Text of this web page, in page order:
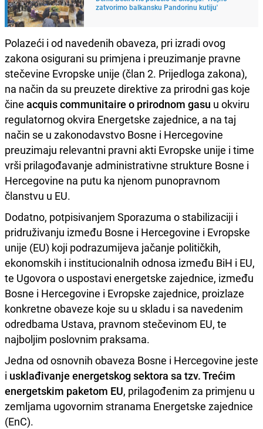
zatvorimo balkansku Pandorinu kutiju'
Polazeći i od navedenih obaveza, pri izradi ovog
zakona osigurani su primjena i preuzimanje pravne
stečevine Evropske unije (član 2. Prijedloga zakona),
na način da su preuzete direktive za prirodni gas koje
čine acquis communitaire o prirodnom gasu u okviru
regulatornog okvira Energetske zajednice, a na taj
način se u zakonodavstvo Bosne i Hercegovine
preuzimaju relevantni pravni akti Evropske unije i time
vrši prilagođavanje administrativne strukture Bosne i
Hercegovine na putu ka njenom punopravnom
članstvu u EU.
Dodatno, potpisivanjem Sporazuma o stabilizaciji i
pridruživanju između Bosne i Hercegovine i Evropske
unije (EU) koji podrazumijeva jačanje političkih,
ekonomskih i institucionalnih odnosa između BiH i EU,
te Ugovora o uspostavi energetske zajednice, između
Bosne i Hercegovine i Evropske zajednice, proizlaze
konkretne obaveze koje su u skladu i sa navedenim
odredbama Ustava, pravnom stečevinom EU, te
najboljim poslovnim praksama.
Jedna od osnovnih obaveza Bosne i Hercegovine jeste
i usklađivanje energetskog sektora sa tzv. Trećim
energetskim paketom EU, prilagođenim za primjenu u
zemljama ugovornim stranama Energetske zajednice
(EnC).